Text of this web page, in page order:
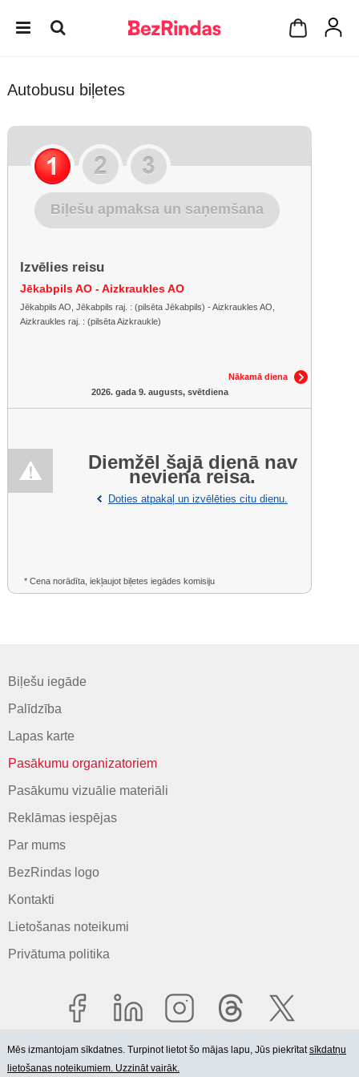
Autobusu biļetes
Biļešu apmaksa un saņemšana
Izvēlies reisu
Jēkabpils AO - Aizkraukles AO
Jēkabpils AO, Jēkabpils raj. : (pilsēta Jēkabpils) - Aizkraukles AO,
Aizkraukles raj. : (pilsēta Aizkraukle)
Nākamā diena
2026. gada 9. augusts, svētdiena
Diemžēl šajā dienā nav
neviena reisa.
Doties atpakaļ un izvēlēties citu dienu.
* Cena norādīta, iekļaujot biļetes iegādes komisiju
Biļešu iegāde
Palīdzība
Lapas karte
Pasākumu organizatoriem
Pasākumu vizuālie materiāli
Reklāmas iespējas
Par mums
BezRindas logo
Kontakti
Lietošanas noteikumi
Privātuma politika
Mēs izmantojam sīkdatnes. Turpinot lietot šo mājas lapu, Jūs piekrītatsīkdatņu
lietošanas noteikumiem. Uzzināt vairāk.